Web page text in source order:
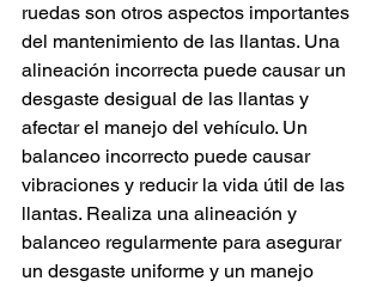
ruedas son otros aspectos importantes
del mantenimiento de las llantas. Una
alineación incorrecta puede causar un
desgaste desigual de las llantas y
afectar el manejo del vehículo. Un
balanceo incorrecto puede causar
vibraciones y reducir la vida útil de las
llantas. Realiza una alineación y
balanceo regularmente para asegurar
un desgaste uniforme y un manejo